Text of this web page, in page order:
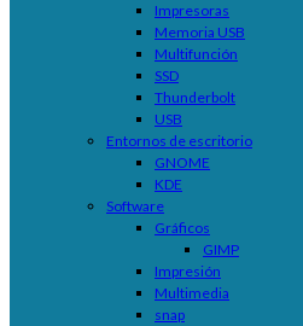
Impresoras
Memoria USB
Multifunción
SSD
Thunderbolt
USB
Entornos de escritorio
GNOME
KDE
Software
Gráficos
GIMP
Impresión
Multimedia
snap